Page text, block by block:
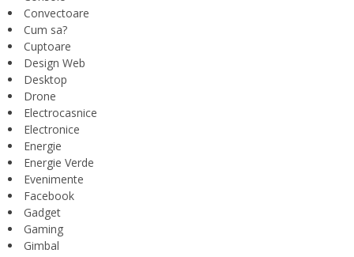
Convectoare
Cum sa?
Cuptoare
Design Web
Desktop
Drone
Electrocasnice
Electronice
Energie
Energie Verde
Evenimente
Facebook
Gadget
Gaming
Gimbal